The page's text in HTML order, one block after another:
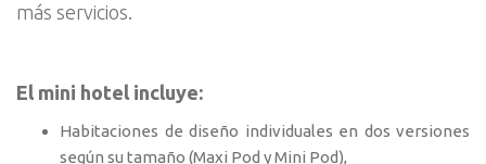
más servicios.
El mini hotel incluye:
Habitaciones de diseño individuales en dos versiones
según su tamaño (Maxi Pod y Mini Pod),